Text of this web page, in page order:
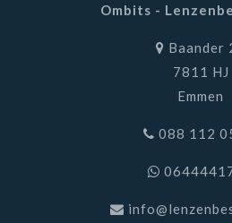
Ombits -
Baander
7811 HJ
Emmen
088 112